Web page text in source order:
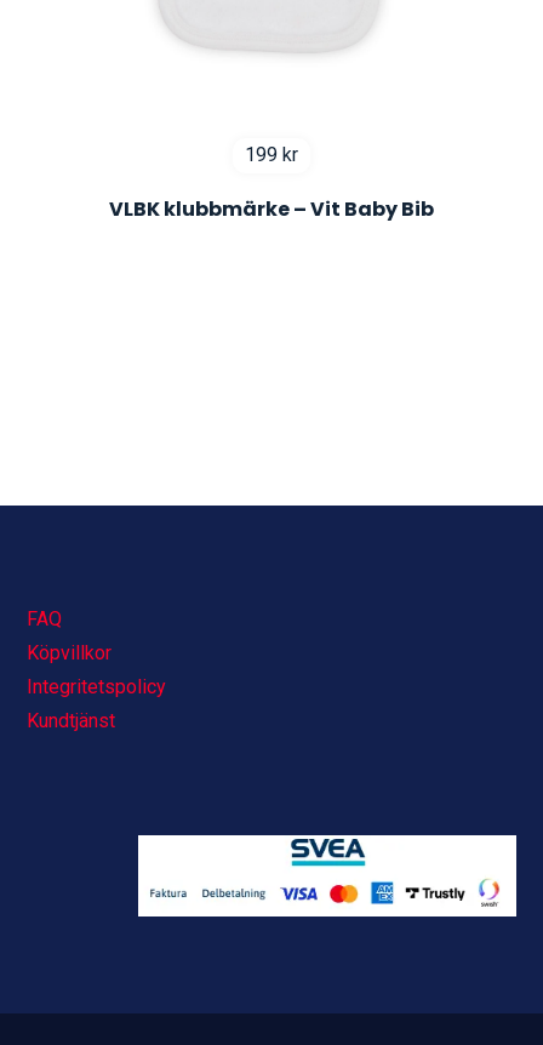
199 kr
VLBK klubbmärke – Vit Baby Bib
FAQ
Köpvillkor
Integritetspolicy
Kundtjänst